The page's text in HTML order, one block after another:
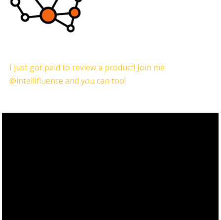
I just got paid to review a product! Join me
@intellifluence and you can too!